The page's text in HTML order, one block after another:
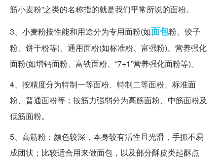
筋小麦粉”之类的名称指的就是我们平常所说的面粉。
3、小麦粉按性能和用途分为专用面粉(如面包粉、饺子
粉、饼干粉等)、通用面粉(如标准粉、富强粉)、营养强化
面粉(如增钙面粉、富铁面粉、“7+1”营养强化面粉等)。
4、按精度分为特制一等面粉、特制二等面粉、标准面
粉、普通面粉等；按筋力强弱分为高筋面粉、中筋面粉及
低筋面粉。
5、高筋粉：颜色较深，本身较有活性且光滑，手抓不易
成团状；比较适合用来做面包，以及部分酥皮类起酥点